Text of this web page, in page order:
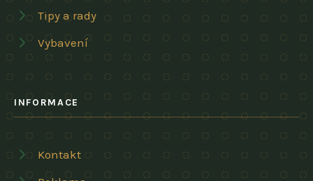
Tipy a rady
Vybavení
INFORMACE
Kontakt